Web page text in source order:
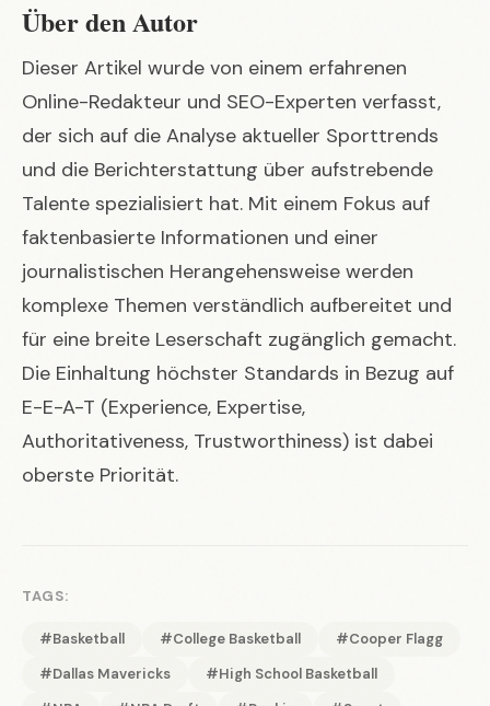
Über den Autor
Dieser Artikel wurde von einem erfahrenen
Online-Redakteur und SEO-Experten verfasst,
der sich auf die Analyse aktueller Sporttrends
und die Berichterstattung über aufstrebende
Talente spezialisiert hat. Mit einem Fokus auf
faktenbasierte Informationen und einer
journalistischen Herangehensweise werden
komplexe Themen verständlich aufbereitet und
für eine breite Leserschaft zugänglich gemacht.
Die Einhaltung höchster Standards in Bezug auf
E-E-A-T (Experience, Expertise,
Authoritativeness, Trustworthiness) ist dabei
oberste Priorität.
TAGS:
#Basketball #College Basketball
#Cooper Flagg
#Dallas Mavericks
#High School Basketball